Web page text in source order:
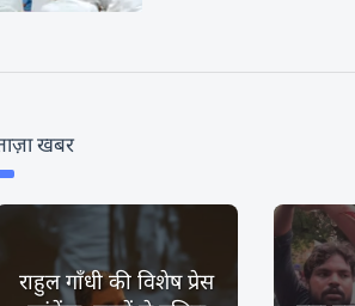
खबर
राहुल गाँधी की विशेष प्रेस